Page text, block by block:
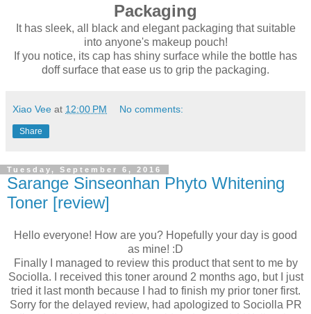
Packaging
It has sleek, all black and elegant packaging that suitable
into anyone's makeup pouch!
If you notice, its cap has shiny surface while the bottle has
doff surface that ease us to grip the packaging.
Xiao Vee at 12:00 PM No comments:
Share
Tuesday, September 6, 2016
Sarange Sinseonhan Phyto Whitening
Toner [review]
Hello everyone! How are you? Hopefully your day is good
as mine! :D
Finally I managed to review this product that sent to me by
Sociolla. I received this toner around 2 months ago, but I just
tried it last month because I had to finish my prior toner first.
Sorry for the delayed review, had apologized to Sociolla PR